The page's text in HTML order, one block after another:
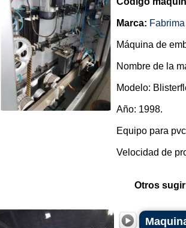
Marca: Fabrima
Máquina de
Nombre de la
Modelo:
Año: 1998.
Equipo para
Velocidad de
Otros